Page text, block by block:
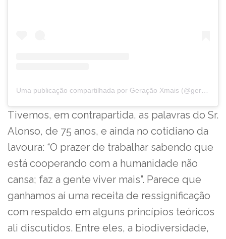
Tivemos, em contrapartida, as palavras do Sr.
Alonso, de 75 anos, e ainda no cotidiano da
lavoura: “O prazer de trabalhar sabendo que
está cooperando com a humanidade não
cansa; faz a gente viver mais”. Parece que
ganhamos aí uma receita de ressignificação
com respaldo em alguns princípios teóricos
ali discutidos. Entre eles, a biodiversidade,